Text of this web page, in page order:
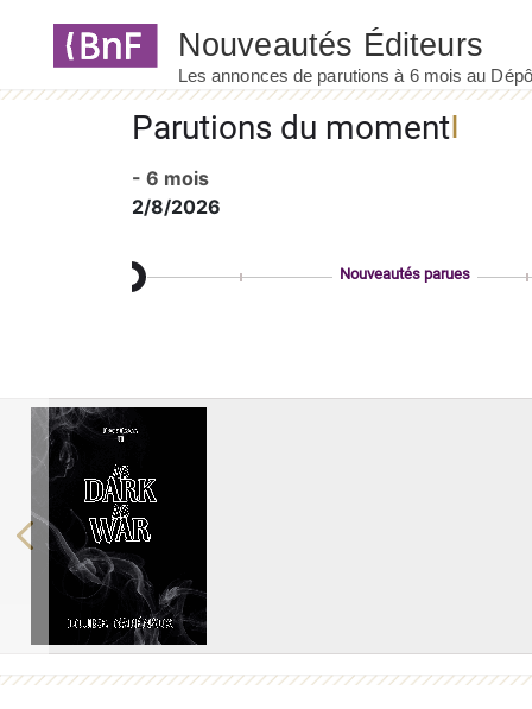
Parutions du moment
- 6 mois
2/8/2026
Nouveautés parues
Previous